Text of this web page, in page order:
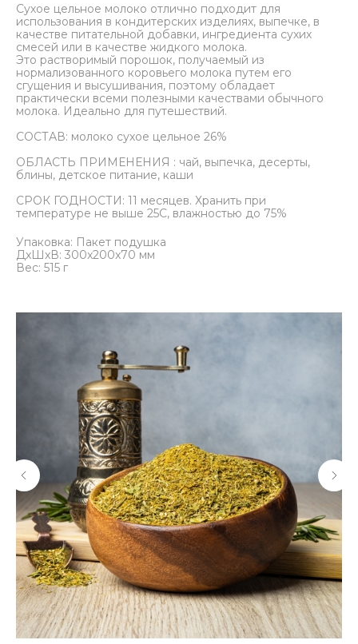
Сухое цельное молоко отлично подходит для
использования в кондитерских изделиях, выпечке, в
качестве питательной добавки, ингредиента сухих
смесей или в качестве жидкого молока.
Это растворимый порошок, получаемый из
нормализованного коровьего молока путем его
сгущения и высушивания, поэтому обладает
практически всеми полезными качествами обычного
молока. Идеально для путешествий.
СОСТАВ: молоко сухое цельное 26%
ОБЛАСТЬ ПРИМЕНЕНИЯ : чай, выпечка, десерты,
блины, детское питание, каши
СРОК ГОДНОСТИ: 11 месяцев. Хранить при
температуре не выше 25С, влажностью до 75%
Упаковка: Пакет подушка
ДxШxВ: 300x200x70 мм
Вес: 515 г